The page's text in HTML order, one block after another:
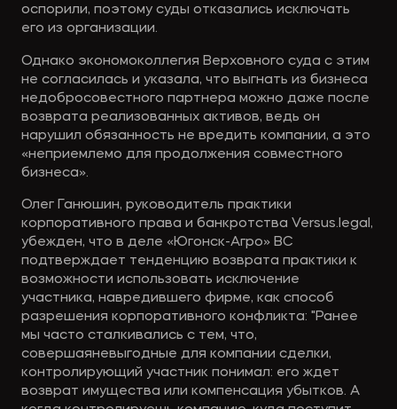
оспорили, поэтому суды отказались исключать
его из организации.
Однако экономоколлегия Верховного суда с этим
не согласилась и указала, что выгнать из бизнеса
недобросовестного партнера можно даже после
возврата реализованных активов, ведь он
нарушил обязанность не вредить компании, а это
«неприемлемо для продолжения совместного
бизнеса».
Олег Ганюшин, руководитель практики
корпоративного права и банкротства Versus.legal,
убежден, что в деле «Югонск-Агро» ВС
подтверждает тенденцию возврата практики к
возможности использовать исключение
участника, навредившего фирме, как способ
разрешения корпоративного конфликта: "Ранее
мы часто сталкивались с тем, что,
совершаяневыгодные для компании сделки,
контролирующий участник понимал: его ждет
возврат имущества или компенсация убытков. А